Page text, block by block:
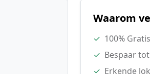
Waarom
✓ 100%
✓ Bespaar
✓ Erkende